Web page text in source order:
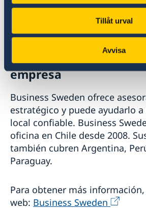
Tillåt urval
Avvisa
suecas pueden experimentar
cómo se comunica la
funciona en la práctica.
Business Sweden
empresa
Business Sweden ofrece
estratégico y puede ayudarlo
local confiable. Business
oficina en Chile desde 2008.
también cubren Argentina,
Paraguay.
Para obtener más
web: Business Sweden